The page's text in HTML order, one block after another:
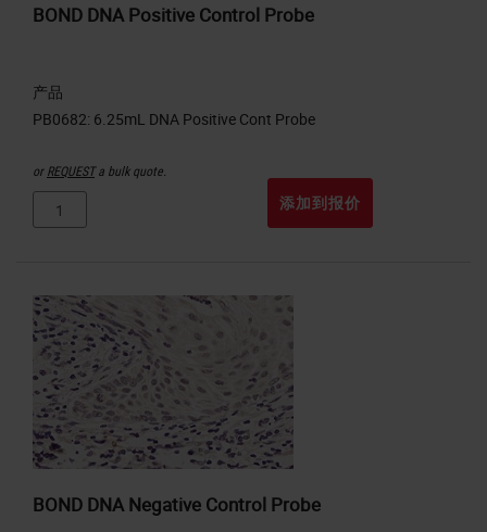
BOND DNA Positive Control Probe
产品
orREQUESTa bulk quote.
添加到报价
BOND DNA Negative Control Probe